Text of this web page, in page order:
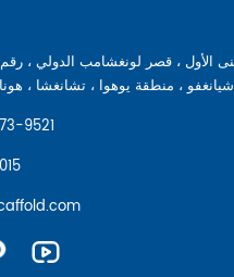
شيانغفو ، منطقة يوهوا ، تشانغشا ،
9521